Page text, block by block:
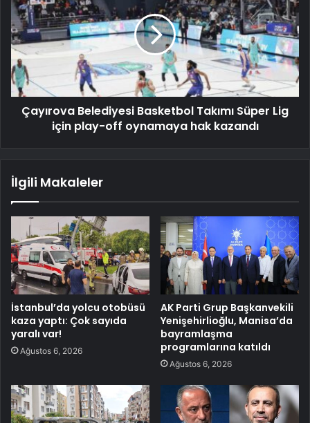
Çayırova Belediyesi Basketbol Takımı Süper Lig
için play-off oynamaya hak kazandı
İlgili Makaleler
İstanbul’da yolcu otobüsü
kaza yaptı: Çok sayıda
yaralı var!
Ağustos 6, 2026
AK Parti Grup Başkanvekili
Yenişehirlioğlu, Manisa’da
bayramlaşma
programlarına katıldı
Ağustos 6, 2026